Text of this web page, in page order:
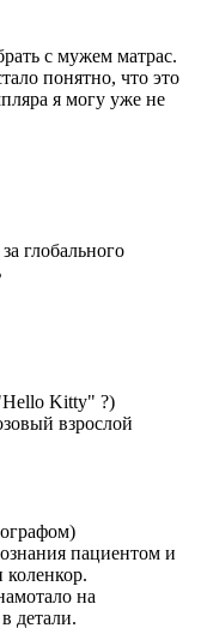
с мужем матрас.
понятно, что это
я могу уже не
глобального
Kitty" ?)
взрослой
пациентом и
на
детали.